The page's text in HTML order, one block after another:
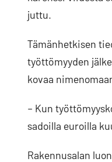
juttu.
Tämänhetkisen
työttömyyden
kovaa
– Kun
sadoilla euroilla
Rakennusalan